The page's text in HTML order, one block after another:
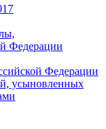
Федерации
Федерации
усыновленных